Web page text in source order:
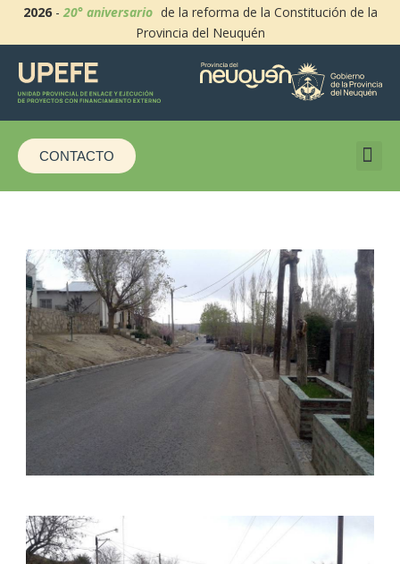
2026-20° aniversario de la reforma de la Constitución de la
Provincia del Neuquén
CONTACTO